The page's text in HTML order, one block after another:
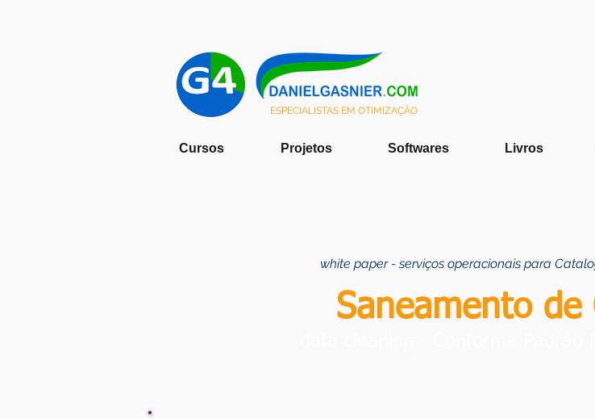
ESPECIALISTAS EM OTIMIZAÇÃO
Cursos Projetos Softwares Livros
white paper - serviços operacionais para
Saneamento de